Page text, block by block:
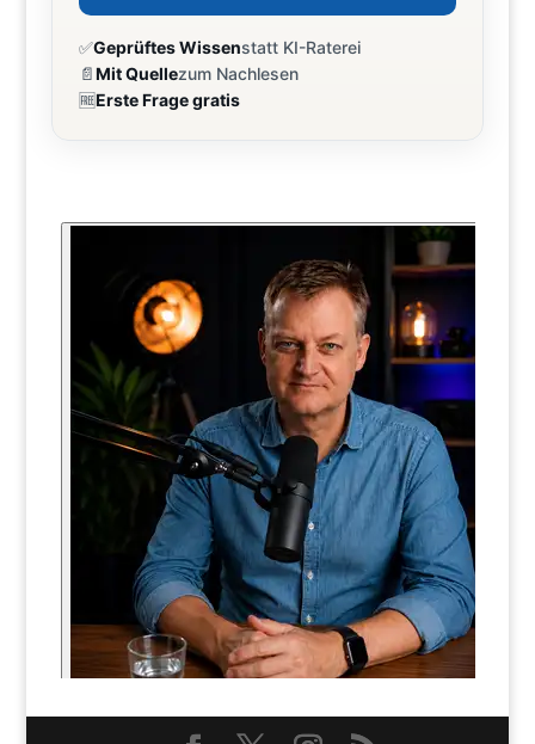
✅Geprüftes Wissenstatt KI-Raterei
📄Mit Quellezum Nachlesen
🆓Erste Frage gratis